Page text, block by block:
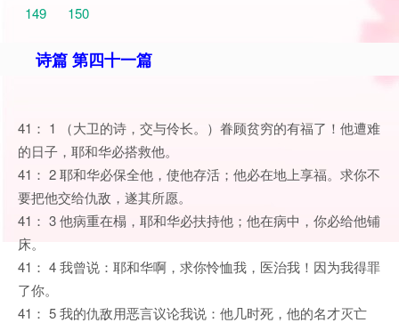
149
150
诗篇 第四十一篇
41： 1 （大卫的诗，交与伶长。）眷顾贫穷的有福了！他遭难
的日子，耶和华必搭救他。
41： 2 耶和华必保全他，使他存活；他必在地上享福。求你不
要把他交给仇敌，遂其所愿。
41： 3 他病重在榻，耶和华必扶持他；他在病中，你必给他铺
床。
41： 4 我曾说：耶和华啊，求你怜恤我，医治我！因为我得罪
了你。
41： 5 我的仇敌用恶言议论我说：他几时死，他的名才灭亡